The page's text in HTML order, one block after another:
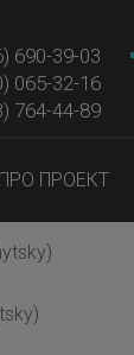
690-39-03
065-32-16
764-44-89‎‎
ПРО ПРОЕКТ